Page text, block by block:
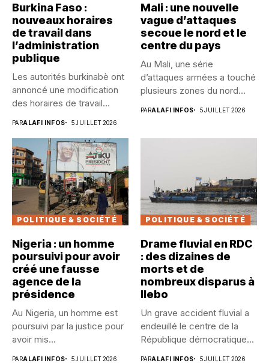
Burkina Faso :
nouveaux horaires
de travail dans
l’administration
publique
Les autorités burkinabè ont
annoncé une modification
des horaires de travail
PARALAFI INFOS 5 JUILLET 2026
Mali : une nouvelle
vague d’attaques
secoue le nord et le
centre du pays
Au Mali, une série
d’attaques armées a touché
plusieurs zones du nord...
PARALAFI INFOS 5 JUILLET 2026
POLITIQUE & SOCIÉTÉ
Nigeria : un homme
poursuivi pour avoir
créé une fausse
agence de la
présidence
Au Nigeria, un homme est
poursuivi par la justice pour
avoir mis...
PARALAFI INFOS 5 JUILLET 2026
POLITIQUE & SOCIÉTÉ
Drame fluvial en RDC
: des dizaines de
morts et de
nombreux disparus à
Ilebo
Un grave accident fluvial a
endeuillé le centre de la
République démocratique...
PARALAFI INFOS 5 JUILLET 2026